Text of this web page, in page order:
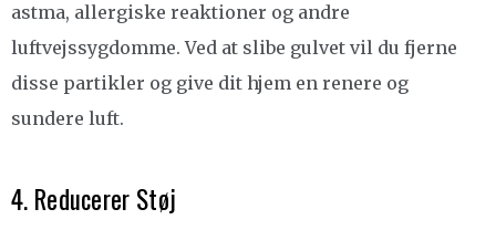
astma, allergiske reaktioner og andre
luftvejssygdomme. Ved at slibe gulvet vil du fjerne
disse partikler og give dit hjem en renere og
sundere luft.
4. Reducerer Støj